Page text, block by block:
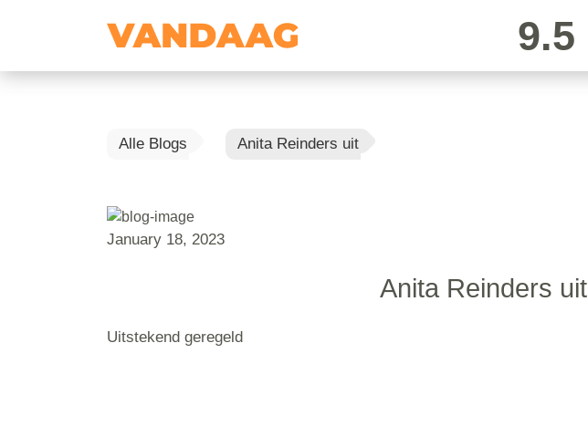
9.5
Alle Blogs Anita Reinders uit
January 18, 2023
Anita Reinders uit
Uitstekend geregeld